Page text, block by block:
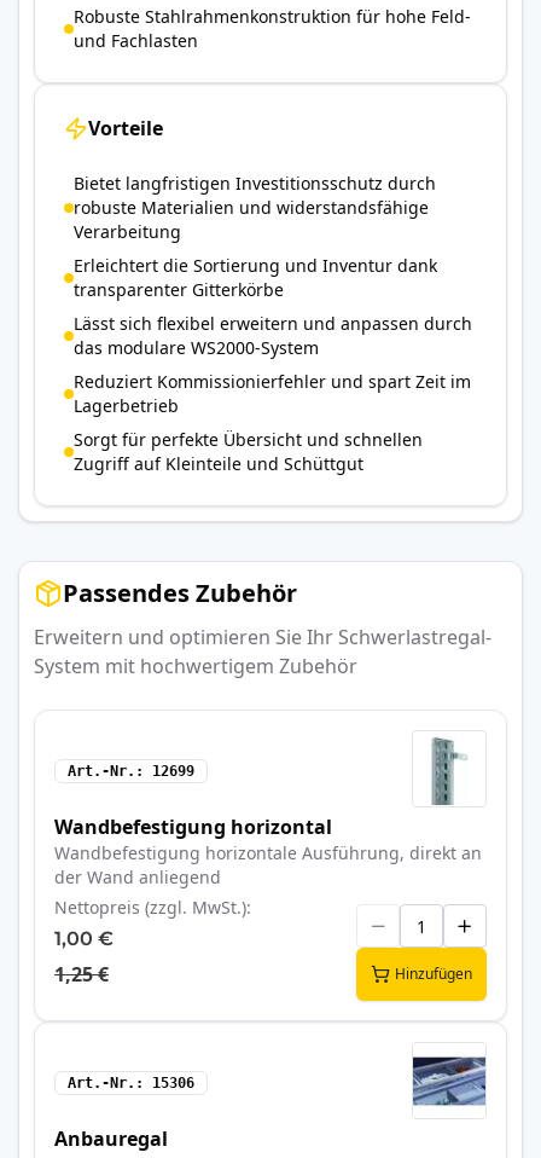
Robuste Stahlrahmenkonstruktion für hohe Feld-
und Fachlasten
Vorteile
Bietet langfristigen Investitionsschutz durch
robuste Materialien und widerstandsfähige
Verarbeitung
Erleichtert die Sortierung und Inventur dank
transparenter Gitterkörbe
Lässt sich flexibel erweitern und anpassen durch
das modulare WS2000-System
Reduziert Kommissionierfehler und spart Zeit im
Lagerbetrieb
Sorgt für perfekte Übersicht und schnellen
Zugriff auf Kleinteile und Schüttgut
Passendes Zubehör
Erweitern und optimieren Sie Ihr Schwerlastregal-
System mit hochwertigem Zubehör
Art.-Nr. 12699
Wandbefestigung horizontal
Wandbefestigung horizontale Ausführung, direkt an
der Wand anliegend
Nettopreis (zzgl. MwSt.)
1,00 €
1,25 € Hinzufügen
Art.-Nr. 15306
Anbauregal